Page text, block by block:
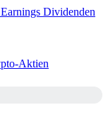
Earnings Dividenden
Aktien